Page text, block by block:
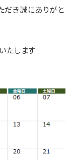
だき誠にありがと
たします